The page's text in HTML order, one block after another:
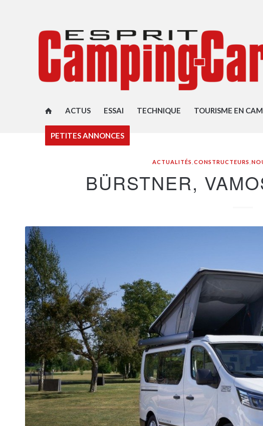
ACTUS ESSAI TECHNIQUE TOURISME EN
PETITES ANNONCES
ACTUALITÉS CONSTRUCTEURS
BÜRSTNER,